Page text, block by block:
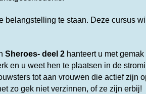
belangstelling te staan. Deze cursus
Sheroes- deel 2 hanteert u met
en u weet hen te plaatsen in de
tot aan vrouwen die actief zijn
zo gek niet verzinnen, of ze zijn erbij!